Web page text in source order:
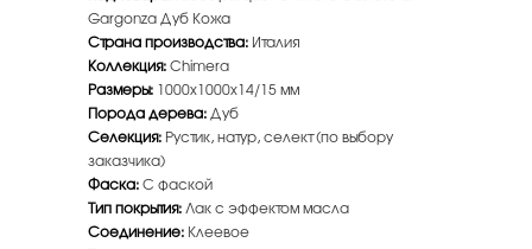
Gargonza Дуб Кожа
Страна производства: Италия
Коллекция:Chimera
Размеры: 1000х1000х14/15 мм
Порода дерева:Дуб
Селекция: Рустик, натур, селект (по выбору
заказчика)
Фаска:С фаской
Тип покрытия:Лак с эффектом масла
Соединение: Клеевое